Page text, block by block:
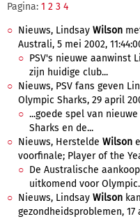
Pagina: 1 2 3 4
Nieuws, Lindsay Wilson
Australi, 5 mei 2002,
PSV's nieuwe aanwinst
zijn huidige club...
Nieuws, PSV fans geven
Olympic Sharks, 29 april
...goede spel van
Sharks en de...
Nieuws, Herstelde Wilson
voorfinale; Player of the
De Australische
uitkomend voor
Nieuws, Lindsay Wilson
gezondheidsproblemen, 17